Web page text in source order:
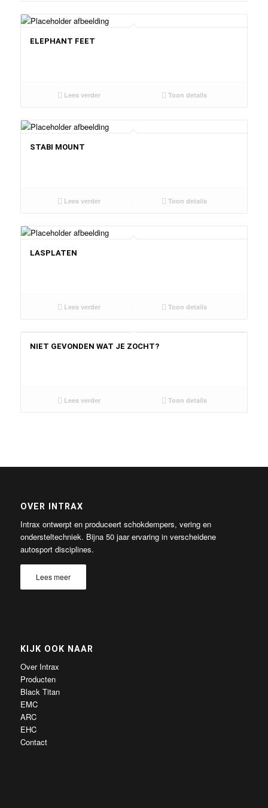
ELEPHANT FEET
Lees verder Toon details
STABI MOUNT
Lees verder Toon details
LASPLATEN
Lees verder Toon details
NIET GEVONDEN WAT JE ZOCHT?
Lees verder Toon details
OVER INTRAX
Intrax ontwerpt en produceert schokdempers, vering en
ondersteltechniek. Bijna 50 jaar ervaring in verscheidene
autosport disciplines.
Lees meer
KIJK OOK NAAR
Over Intrax
Producten
Black Titan
EMC
ARC
EHC
Contact